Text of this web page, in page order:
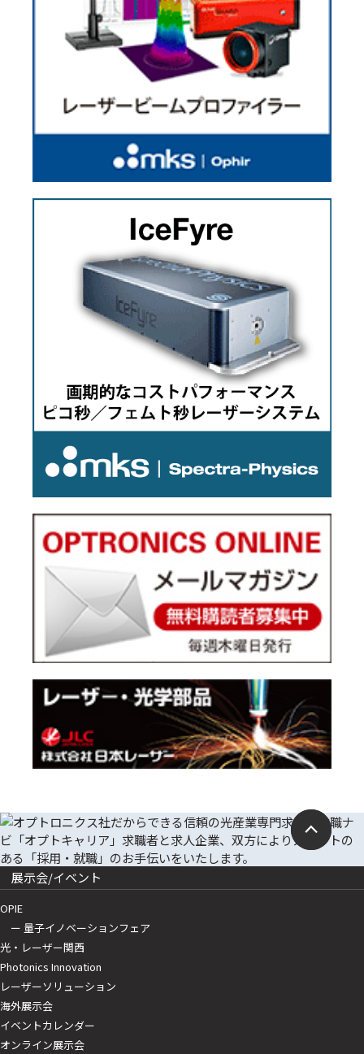
展示会/イベント
OPIE
ー 量子イノベーションフェア
光・レーザー関西
Photonics Innovation
レーザーソリューション
海外展示会
イベントカレンダー
オンライン展示会